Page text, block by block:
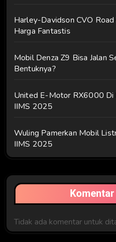
Harley-Davidson CVO
Harga Fantastis
Mobil Denza Z9 Bisa Jalan
Bentuknya?
United E-Motor RX6000 Di
IIMS 2025
Wuling Pamerkan Mobil
IIMS 2025
Tidak ada komentar untuk